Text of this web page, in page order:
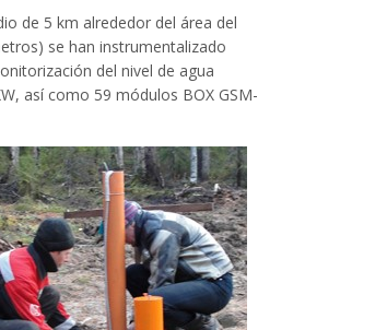
de 5 km alrededor del área del
se han instrumentalizado
del nivel de agua
así como 59 módulos BOX GSM-